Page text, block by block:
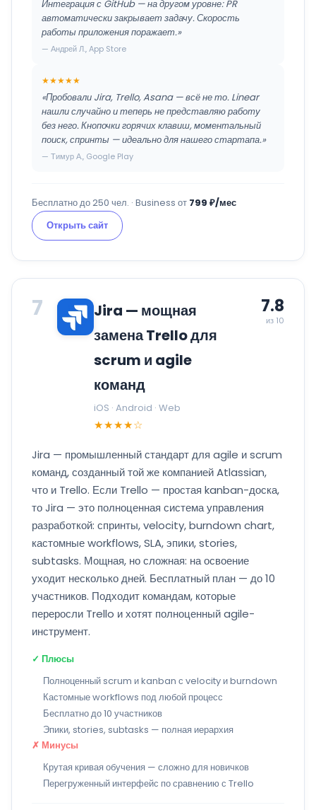
Интеграция с GitHub — на другом уровне: PR
автоматически закрывает задачу. Скорость
работы приложения поражает.»
— Андрей Л., App Store
★★★★★
«Пробовали Jira, Trello, Asana — всё не то. Linear
нашли случайно и теперь не представляю работу
без него. Кнопочки горячих клавиш, моментальный
поиск, спринты — идеально для нашего стартапа.»
— Тимур А., Google Play
Бесплатно до 250 чел. · Business от 799 ₽/мес
Открыть сайт
7
Jira — мощная
замена Trello для
scrum и agile
команд
iOS · Android · Web
★★★★☆
7.8
из 10
Jira — промышленный стандарт для agile и scrum
команд, созданный той же компанией Atlassian,
что и Trello. Если Trello — простая kanban-доска,
то Jira — это полноценная система управления
разработкой: спринты, velocity, burndown chart,
кастомные workflows, SLA, эпики, stories,
subtasks. Мощная, но сложная: на освоение
уходит несколько дней. Бесплатный план — до 10
участников. Подходит командам, которые
переросли Trello и хотят полноценный agile-
инструмент.
✓ Плюсы
Полноценный scrum и kanban с velocity и burndown
Кастомные workflows под любой процесс
Бесплатно до 10 участников
Эпики, stories, subtasks — полная иерархия
✗ Минусы
Крутая кривая обучения — сложно для новичков
Перегруженный интерфейс по сравнению с Trello